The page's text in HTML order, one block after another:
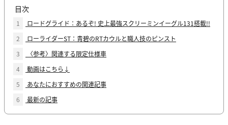
目次
1
ロードグライド：あるぞ! 史上最強スクリーミンイーグル131搭載!!
2
ローライダーST：青碧のRTカウルと職人技のピンスト
3
〈参考〉関連する限定仕様車
4
動画はこちら↓
5
あなたにおすすめの関連記事
6
最新の記事